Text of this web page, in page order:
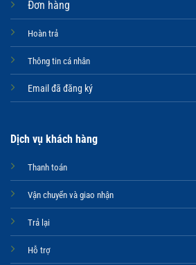
Đơn hàng
Hoàn trả
Thông tin cá nhân
Email đã đăng ký
Dịch vụ khách hàng
Thanh toán
Vận chuyển và giao nhận
Trả lại
Hỗ trợ